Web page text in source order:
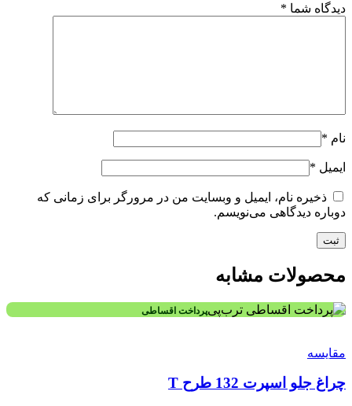
دیدگاه شما *
نام *
ایمیل *
ذخیره نام، ایمیل و وبسایت من در مرورگر برای زمانی که
دوباره دیدگاهی می‌نویسم.
محصولات مشابه
پرداخت اقساطی
مقایسه
چراغ جلو اسپرت 132 طرح T